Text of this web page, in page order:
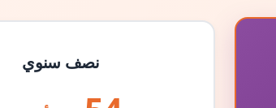
نصف سنوي